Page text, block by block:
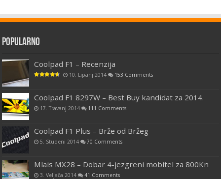
Popularno
Coolpad F1 – Recenzija
10. Lipanj 2014 153 Comments
Coolpad F1 8297W – Best Buy kandidat za 2014.
17. Travanj 2014 111 Comments
Coolpad F1 Plus – Brže od Bržeg
5. Studeni 2014 70 Comments
Mlais MX28 – Dobar 4-jezgreni mobitel za 800Kn
3. Veljača 2014 41 Comments